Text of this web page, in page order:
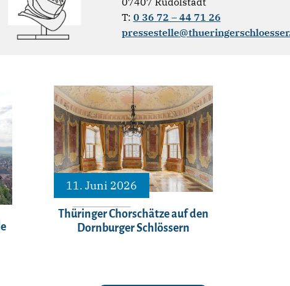
T: 0 36 72 – 44 71 26
11. Juni 2026
Thüringer Chorschätze auf den
Dornburger Schlössern